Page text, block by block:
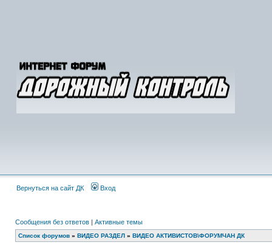
Вернуться на сайт ДК Вход
Сообщения без ответов | Активные темы
Список форумов » ВИДЕО РАЗДЕЛ » ВИДЕО АКТИВИСТОВ\ФОРУМЧАН ДК